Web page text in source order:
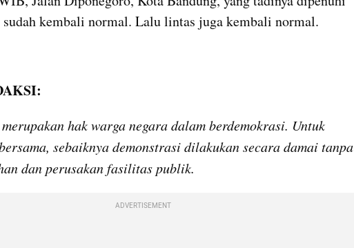
sudah kembali normal. Lalu lintas juga kembali normal.
hak warga negara dalam berdemokrasi. Untuk
sebaiknya demonstrasi dilakukan secara damai tanpa
dan perusakan fasilitas publik.
ADVERTISEMENT